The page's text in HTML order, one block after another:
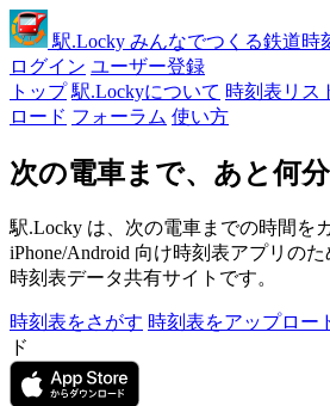
駅.Locky みんなでつくる鉄道時
ログイン ユーザー登録
トップ 駅.Lockyについて 時刻表リス
ロード フォーラム 使い方
次の電車まで、あと何
駅.Locky は、次の電車までの時間を
iPhone/Android 向け時刻表アプリの
時刻表データ共有サイトです。
時刻表をさがす 時刻表をアップロー
ド